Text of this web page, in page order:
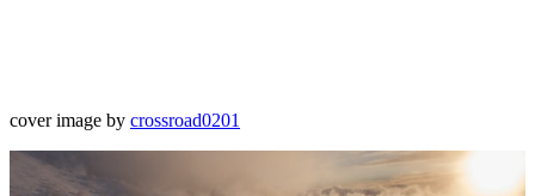
cover image by crossroad0201